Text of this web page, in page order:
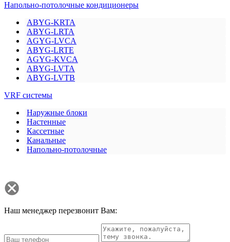
Напольно-потолочные кондиционеры
ABYG-KRTA
ABYG-LRTA
AGYG-LVCA
ABYG-LRTE
AGYG-KVCA
ABYG-LVTA
ABYG-LVTB
VRF системы
Наружные блоки
Настенные
Кассетные
Канальные
Напольно-потолочные
Наш менеджер перезвонит Вам: